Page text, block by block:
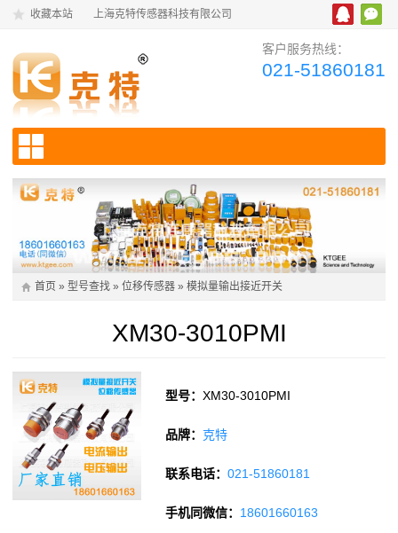
收藏本站 上海克特传感器科技有限公司
客户服务热线：
021-51860181
首页 » 型号查找 » 位移传感器 » 模拟量输出接近开关
XM30-3010PMI
型号：XM30-3010PMI
品牌： 克特
联系电话：021-51860181
手机同微信： 18601660163